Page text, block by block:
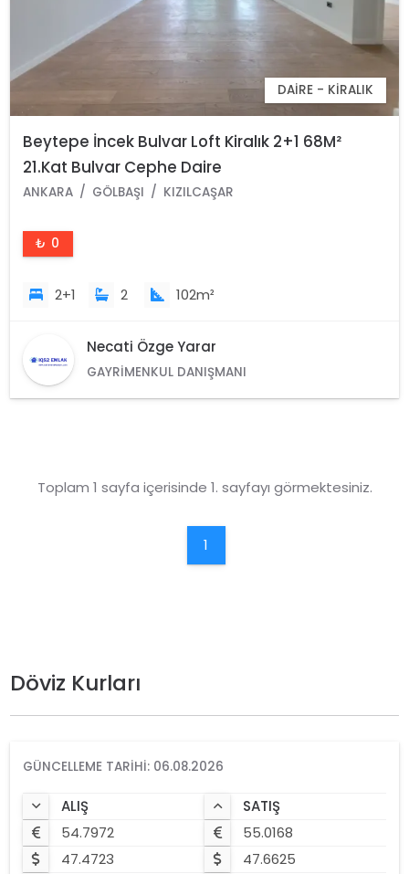
DAIRE - KIRALIK
Beytepe İncek Bulvar Loft Kiralık 2+1 68M²
21.Kat Bulvar Cephe Daire
ANKARA GÖLBAŞI KIZILCAŞAR
₺ 0
2+1 2 102m²
Necati Özge Yarar
GAYRIMENKUL DANIŞMANI
Toplam 1 sayfa içerisinde 1. sayfayı görmektesiniz.
1
Döviz Kurları
GÜNCELLEME TARIHI: 06.08.2026
ALIŞ
SATIŞ
54.7972
55.0168
47.4723
47.6625